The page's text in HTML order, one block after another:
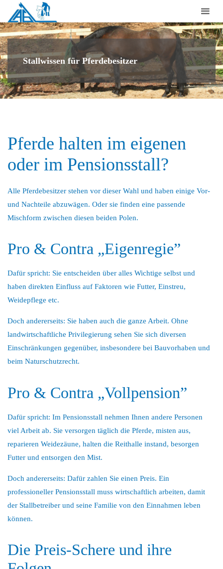
Arbeits-
Gemeinschaft
für
artgerechte
Pferdehaltung
e.V.
Stallwissen für Pferdebesitzer
Pferde halten im eigenen
oder im Pensionsstall?
Alle Pferdebesitzer stehen vor dieser Wahl und haben einige Vor-
und Nachteile abzuwägen. Oder sie finden eine passende
Mischform zwischen diesen beiden Polen.
Pro & Contra „Eigenregie”
Dafür spricht: Sie entscheiden über alles Wichtige selbst und
haben direkten Einfluss auf Faktoren wie Futter, Einstreu,
Weidepflege etc.
Doch andererseits: Sie haben auch die ganze Arbeit. Ohne
landwirtschaftliche Privilegierung sehen Sie sich diversen
Einschränkungen gegenüber, insbesondere bei Bauvorhaben und
beim Naturschutzrecht.
Pro & Contra „Vollpension”
Dafür spricht: Im Pensionsstall nehmen Ihnen andere Personen
viel Arbeit ab. Sie versorgen täglich die Pferde, misten aus,
reparieren Weidezäune, halten die Reithalle instand, besorgen
Futter und entsorgen den Mist.
Doch andererseits: Dafür zahlen Sie einen Preis. Ein
professioneller Pensionsstall muss wirtschaftlich arbeiten, damit
der Stallbetreiber und seine Familie von den Einnahmen leben
können.
Die Preis-Schere und ihre